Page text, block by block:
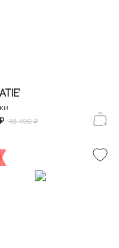
46 490 ₽